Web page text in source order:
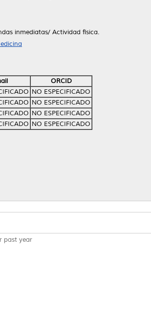
inmediatas/ Actividad física.
ORCID
NO ESPECIFICADO
NO ESPECIFICADO
NO ESPECIFICADO
NO ESPECIFICADO
past year